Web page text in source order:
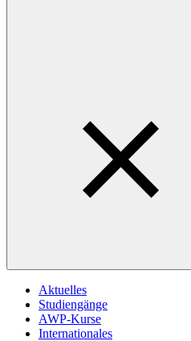
Aktuelles
Studiengänge
AWP‑Kurse
Internationales